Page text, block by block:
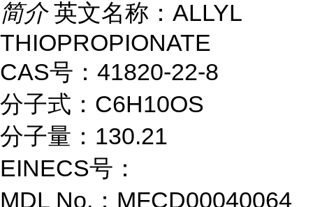
简介 英文名称：ALLYL
THIOPROPIONATE
CAS号：41820-22-8
分子式：C6H10OS
分子量：130.21
EINECS号：
MDL No.：MFCD00040064